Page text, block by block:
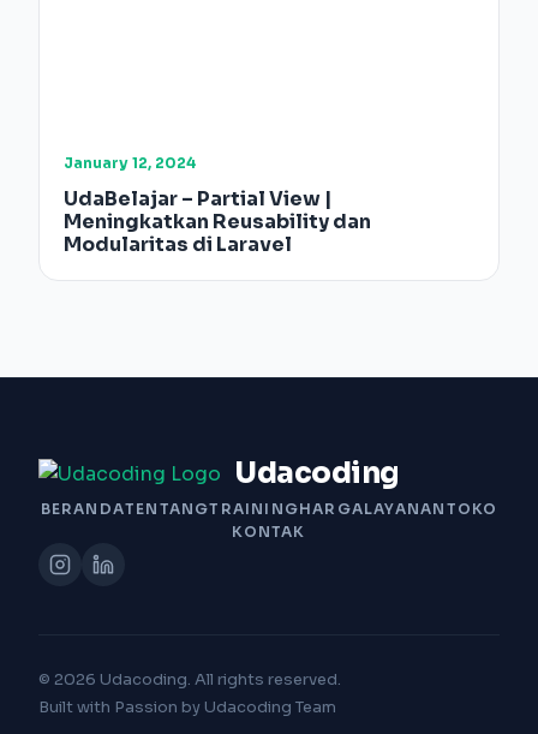
January 12, 2024
UdaBelajar – Partial View |
Meningkatkan Reusability dan
Modularitas di Laravel
Udacoding
BERANDATENTANGTRAININGHARGALAYANAN TOKO
KONTAK
© 2026 Udacoding. All rights reserved.
Built with Passion by Udacoding Team